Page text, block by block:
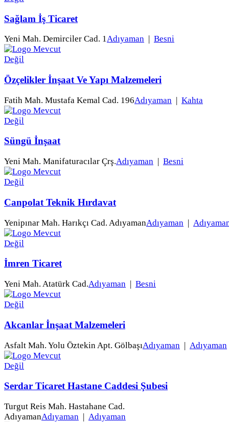
Sağlam İş Ticaret
Yeni Mah. Demirciler Cad. 1Adıyaman Besni
Özçelikler İnşaat Ve Yapı Malzemeleri
Fatih Mah. Mustafa Kemal Cad. 196Adıyaman | Kahta
Süngü İnşaat
Yeni Mah. Manifaturacılar Çrş.Adıyaman Besni
Canpolat Teknik Hırdavat
Yenipınar Mah. Harıkçı Cad. AdıyamanAdıyaman |
İmren Ticaret
Yeni Mah. Atatürk Cad.Adıyaman | Besni
Akcanlar İnşaat Malzemeleri
Asfalt Mah. Yolu Öztekin Apt. GölbaşıAdıyaman | Adıyaman
Serdar Ticaret Hastane Caddesi Şubesi
Turgut Reis Mah. Hastahane Cad.
AdıyamanAdıyaman | Adıyaman